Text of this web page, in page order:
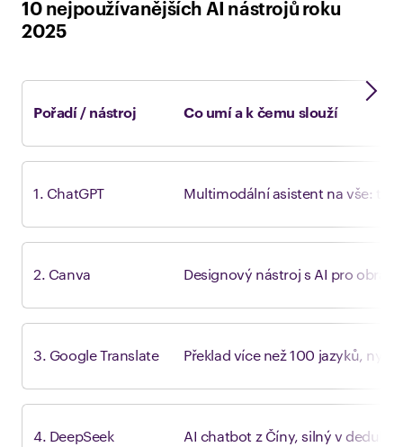
10 nejpoužívanějších AI nástrojů roku
2025
Pořadí / nástroj Co umí a k čemu slouží
1. ChatGPT Multimodální asistent na vše:
2. Canva Designový nástroj s AI pro
3. Google Translate Překlad více než 100 jazyků, nyní
4. DeepSeek AI chatbot z Číny, silný v